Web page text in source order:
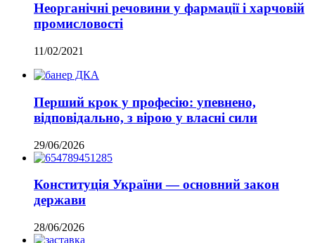
Неорганічні речовини у фармації і харчовій
промисловості
11/02/2021
Перший крок у професію: упевнено,
відповідально, з вірою у власні сили
29/06/2026
Конституція України — основний закон
держави
28/06/2026